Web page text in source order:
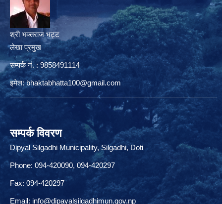
श्री भक्तराज भट्ट
लेखा प्रमुख
सम्पर्क नं. : 9858491114
इमेल:bhaktabhatta100@gmail.com
सम्पर्क विवरण
Dipyal Silgadhi Municipality, Silgadhi, Doti
Phone: 094-420090, 094-420297
Fax: 094-420297
Email: info@dipayalsilgadhimun.gov.np